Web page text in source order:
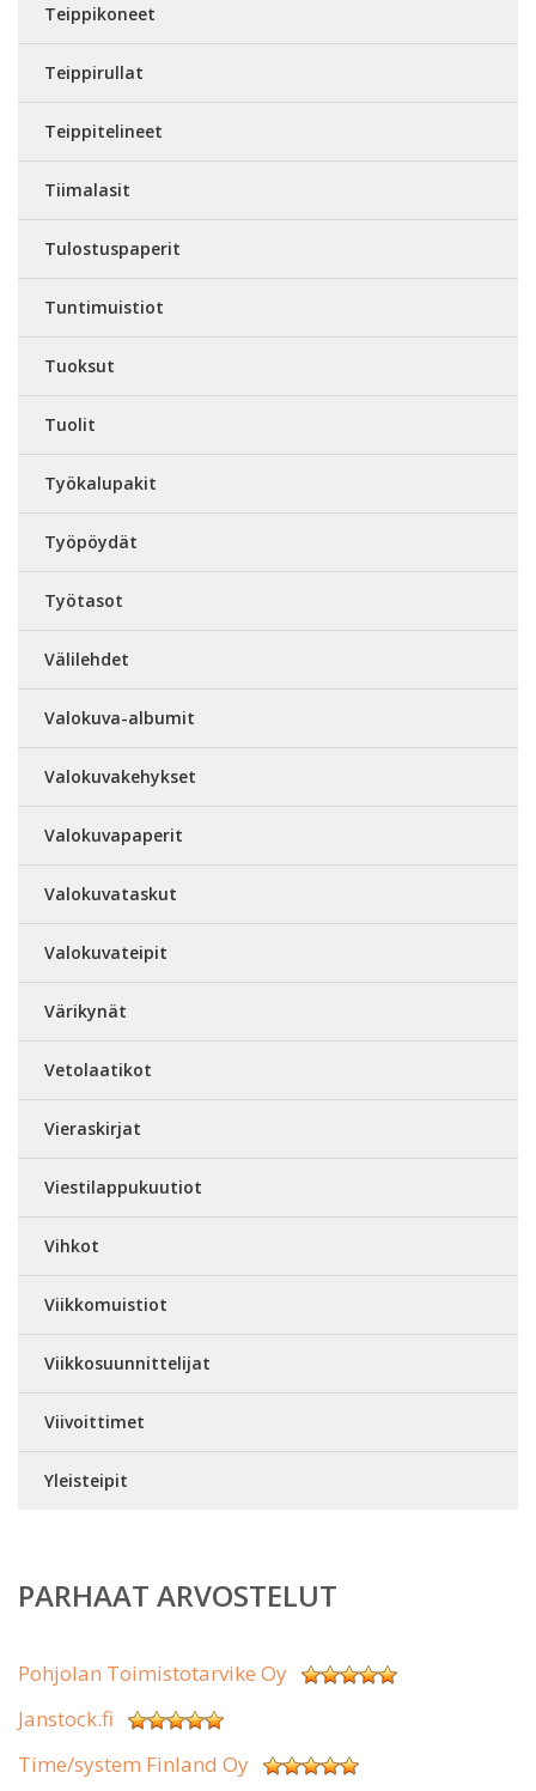
Teippikoneet
Teippirullat
Teippitelineet
Tiimalasit
Tulostuspaperit
Tuntimuistiot
Tuoksut
Tuolit
Työkalupakit
Työpöydät
Työtasot
Välilehdet
Valokuva-albumit
Valokuvakehykset
Valokuvapaperit
Valokuvataskut
Valokuvateipit
Värikynät
Vetolaatikot
Vieraskirjat
Viestilappukuutiot
Vihkot
Viikkomuistiot
Viikkosuunnittelijat
Viivoittimet
Yleisteipit
PARHAAT ARVOSTELUT
Pohjolan Toimistotarvike Oy
Janstock.fi
Time/system Finland Oy